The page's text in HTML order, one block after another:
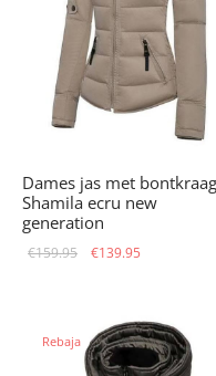
Dames jas met bontkraag
Shamila ecru new
generation
€159.95
El precio
€159.95.
€139.95
€139.95.
Rebaja